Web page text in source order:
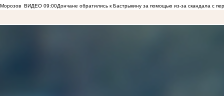
Морозов ВИДЕО 09:00Дончане обратились к Бастрыкину за помощью из-за скандала с